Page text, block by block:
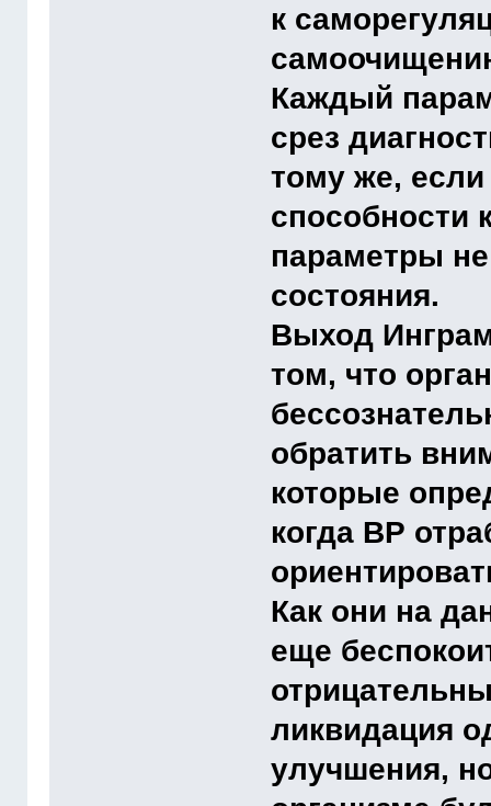
к
Каждый
срез
тому же,
способности
параметры
состояния.
Выход
том, что
обратить
которые
когда ВР
Как они на
еще
ликвидация
улучшения,